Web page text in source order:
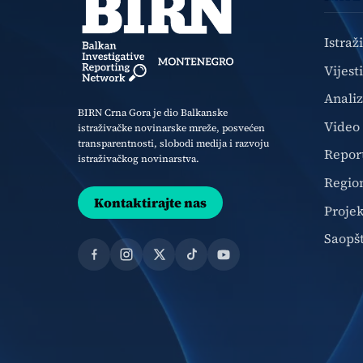
BIRN Crna Gora je dio Balkanske
istraživačke novinarske mreže, posvećen
transparentnosti, slobodi medija i razvoju
istraživačkog novinarstva.
Kontaktirajte nas
Facebook
Instagram
X TikTokYouTube
Vijesti
Video